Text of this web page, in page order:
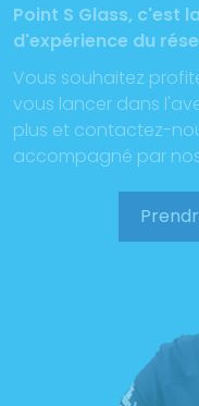
Point S Glass, c'est
d'expérience du
Vous souhaitez
vous lancer dans
plus et contactez-
accompagné par